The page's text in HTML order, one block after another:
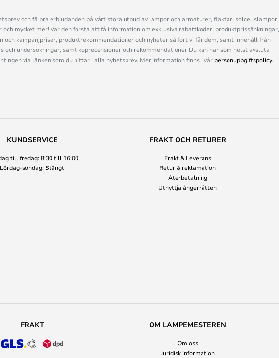
och få bra erbjudanden på vårt stora utbud av lampor och armaturer, fläktar, solcellslampor,
och mycket mer! Var den första att få information om exklusiva rabattkoder, produktprissänkningar,
och kampanjpriser, produktrekommendationer och nyheter så fort vi får dem, samt innehåll från
och undersökningar, samt köprecensioner och rekommendationer Du kan när som helst avsluta
via länken som du hittar i alla nyhetsbrev. Mer information finns i vår personuppgiftspolicy.
KUNDSERVICE
till fredag: 8:30 till 16:00
Lördag-söndag: Stängt
FRAKT OCH RETURER
Frakt & Leverans
Retur & reklamation
Återbetalning
Utnyttja ångerrätten
FRAKT OM LAMPEMESTEREN
Om oss
Juridisk information